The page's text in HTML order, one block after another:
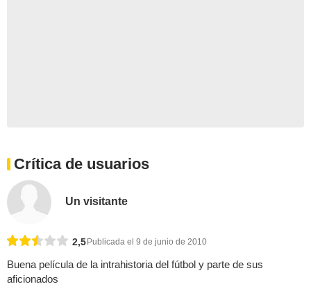
Crítica de usuarios
Un visitante
2,5 Publicada el 9 de junio de 2010
Buena película de la intrahistoria del fútbol y parte de sus
aficionados